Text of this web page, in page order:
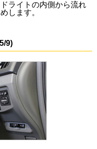
ライトの内側から流れ
します。
9)